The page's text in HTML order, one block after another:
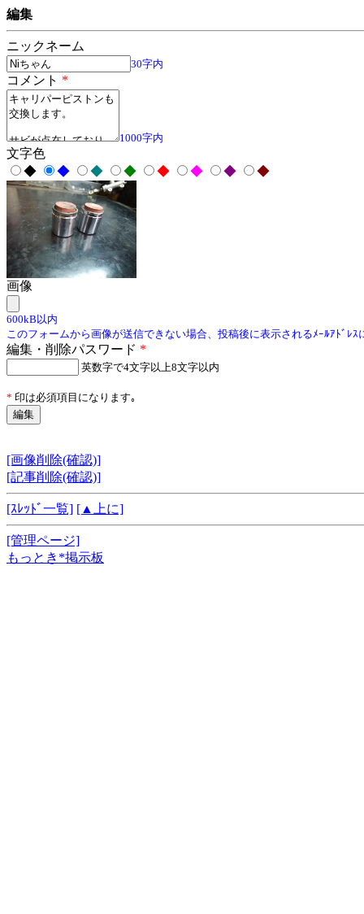
編集
ニックネーム
30字内
コメント *
1000字内
文字色
◆
◆ ◆ ◆ ◆ ◆ ◆ ◆
画像
600kB以内
このフォームから画像が送信できない場合、投稿後に表示されるﾒｰﾙｱﾄﾞﾚ
編集・削除パスワード *
英数字で4文字以上8文字以内
* 印は必須項目になります｡
[画像削除(確認)]
[記事削除(確認)]
[ｽﾚｯﾄﾞ一覧] [▲上に]
[管理ページ]
もっとき*掲示板